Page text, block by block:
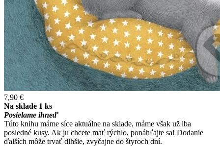
7,90 €
Na sklade 1 ks
Posielame ihneď
Túto knihu máme síce aktuálne na sklade, máme však už iba
posledné kusy. Ak ju chcete mať rýchlo, ponáhľajte sa! Dodanie
ďalších môže trvať dlhšie, zvyčajne do štyroch dní.